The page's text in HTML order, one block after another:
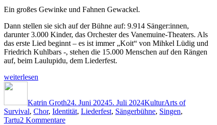
Ein großes Gewinke und Fahnen Gewackel.
Dann stellen sie sich auf der Bühne auf: 9.914 Sänger:innen,
darunter 3.000 Kinder, das Orchester des Vanemuine-Theaters. Als
das erste Lied beginnt – es ist immer „Koit“ von Mihkel Lüdig und
Friedrich Kuhlbars -, stehen die 15.000 Menschen auf den Rängen
auf, beim Laulupidu, dem Liederfest.
„Sie
singen“
weiterlesen
Katrin Groth24. Juni 20245. Juli 2024KulturArts of
Survival, Chor, Identität, Liederfest, Sängerbühne, Singen,
Tartu2 Kommentarezu